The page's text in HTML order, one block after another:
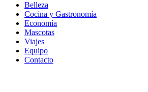
Belleza
Cocina y Gastronomía
Economía
Mascotas
Viajes
Equipo
Contacto